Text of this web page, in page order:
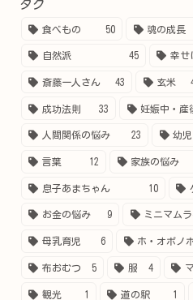
タグ
食べもの 50 魂の成長
自然派 45 幸せ
斎藤一人さん 43 玄米
成功法則 33 妊娠中・産
人間関係の悩み 23 幼児
言葉 12 家族の悩み
息子あまちゃん 10
お金の悩み 9 ミニマム
母乳育児 6 ホ・オポノ
布おむつ 5 服 4
観光 1 道の駅 1